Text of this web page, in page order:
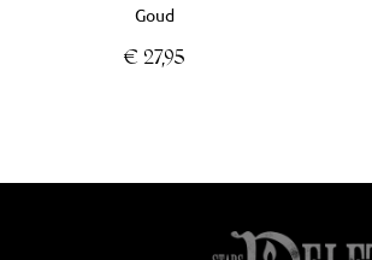
Goud
€ 27,95